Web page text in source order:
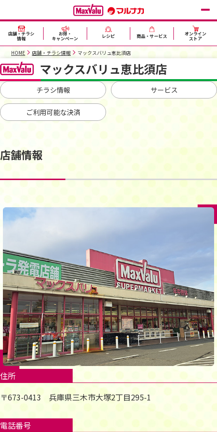
店舗・チラシ
情報
お得・
キャンペーン レシピ 商品・サービス オンライン
ストア
HOME 店舗・チラシ情報 マックスバリュ恵比須店
マックスバリュ恵比須店
チラシ情報 サービス
ご利用可能な決済
店舗情報
住所
〒673-0413 兵庫県三木市大塚2丁目295-1
電話番号